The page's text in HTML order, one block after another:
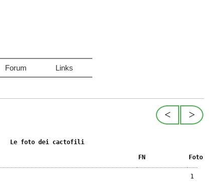
Forum Links
>
<
Le foto dei cactofili
FN Foto
1